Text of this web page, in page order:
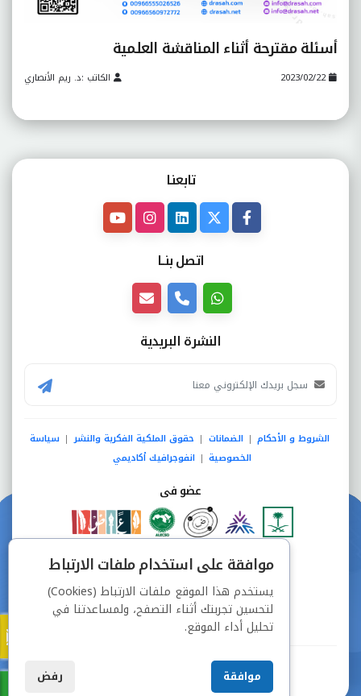
أسئلة مقترحة أثناء المناقشة العلمية
2023/02/22 الكاتب :د. ريم الأنصاري
تابعنـا
اتصل بنــا
النشرة البريدية
الشروط و الأحكام | الضمانات | حقوق الملكية الفكرية والنشر | سياسة
الخصوصية | انفوجرافيك أكاديمي
عضو فى
دفع آمن من خلال
جميع الحقوق محفوظة © شركة دراسة
موافقة على استخدام ملفات الارتباط
يستخدم هذا الموقع ملفات الارتباط (Cookies)
لتحسين تجربتك أثناء التصفح، ولمساعدتنا في
تحليل أداء الموقع.
موافقة رفض